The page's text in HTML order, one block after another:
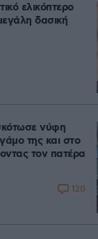
ελικόπτερο
δασική
νύφη
της και στο
τον πατέρα
120